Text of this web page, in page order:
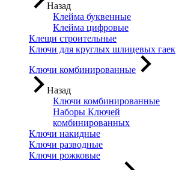
Назад
Клейма буквенные
Клейма цифровые
Клещи строительные
Ключи для круглых шлицевых гаек
Ключи комбинированные
Назад
Ключи комбинированные
Наборы Ключей
комбинированных
Ключи накидные
Ключи разводные
Ключи рожковые